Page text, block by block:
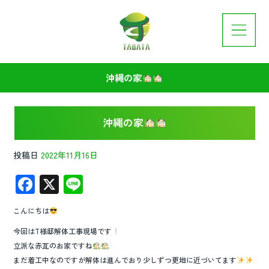
沖縄の家
沖縄の家
投稿日 2022年11月16日
F
ac
e
b
o
X
e
こんにちは
今回はT様邸解体工事現場です
立派な赤瓦のお家ですね
まだ着工中なのですが解体は進んでおり少しずつ更地に近づいてます